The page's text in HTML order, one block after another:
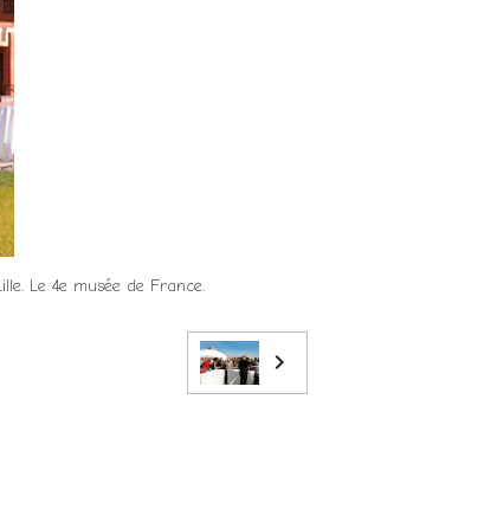
Le 4e musée de France.